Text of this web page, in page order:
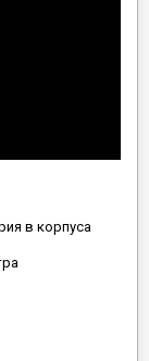
в корпуса